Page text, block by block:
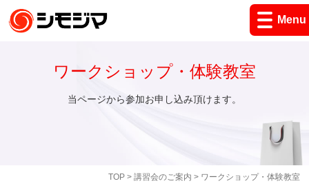
Menu
TOP> 講習会のご案内 > ワークショップ・体験教室
ワークショップ・体験教室
当ページから参加お申し込み頂けます。